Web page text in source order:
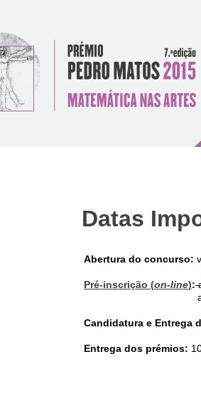
Datas
Abertura do concurso:
Pré-inscrição (on-line):
Candidatura e Entrega
Entrega dos prémios: